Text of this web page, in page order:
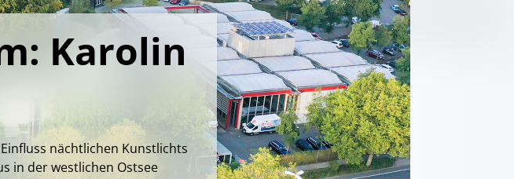
Karolin
nächtlichen Kunstlichts
in der westlichen Ostsee